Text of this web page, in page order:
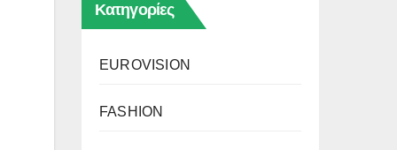
Κατηγορίες
EUROVISION
FASHION